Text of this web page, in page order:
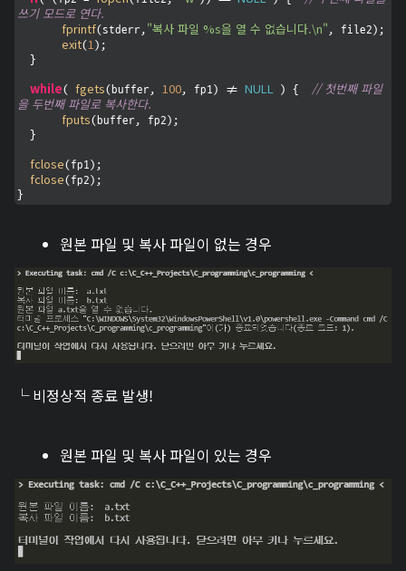
쓰기 모드로 연다.
fprintf(stderr, "복사 파일 %s을 열 수 없습니다.\n" , file2);
exit(1 );
while( fgets(buffer, 100, fp1) != NULL ) { // 첫번째 파일
을 두번째 파일로 복사한다.
fputs(buffer, fp2);
fclose(fp1);
fclose(fp2);
}
원본 파일 및 복사 파일이 없는 경우
└ 비정상적 종료 발생!
원본 파일 및 복사 파일이 있는 경우